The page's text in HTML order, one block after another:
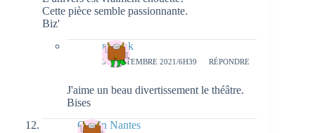
Cette pièce semble passionnante.
Biz'
natieak
30 SEPTEMBRE 2021/6H39 RÉPONDRE
J'aime un beau divertissement le théâtre.
Bises
Girls'n Nantes